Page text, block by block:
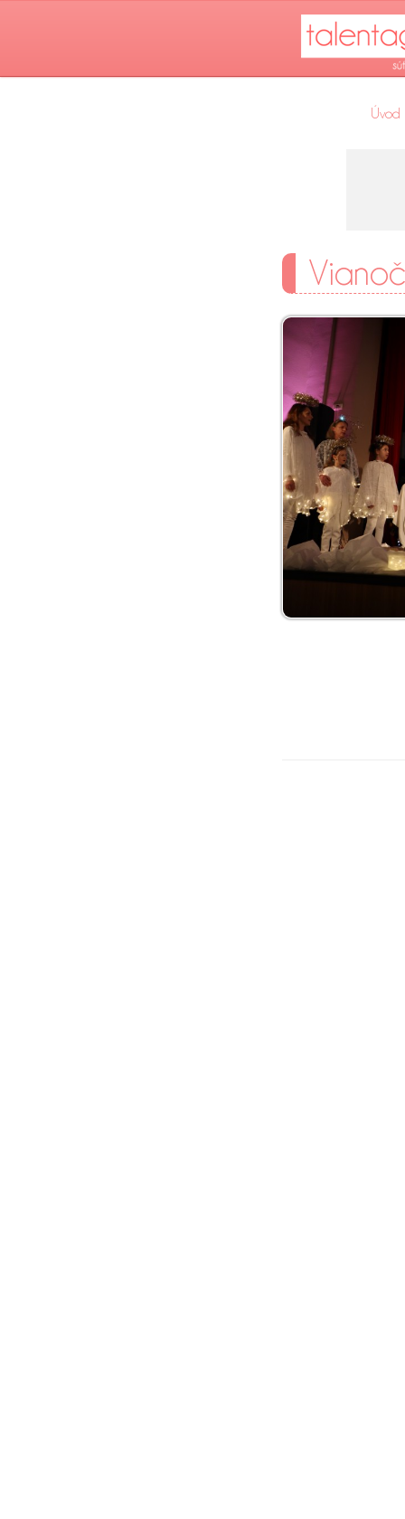
Úvod